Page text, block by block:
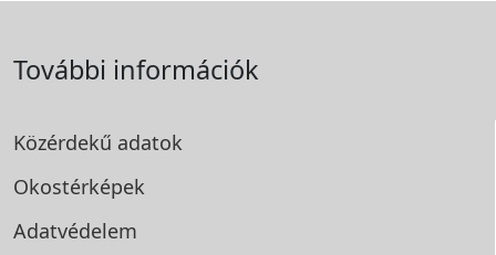
További információk
Közérdekű adatok
Okostérképek
Adatvédelem